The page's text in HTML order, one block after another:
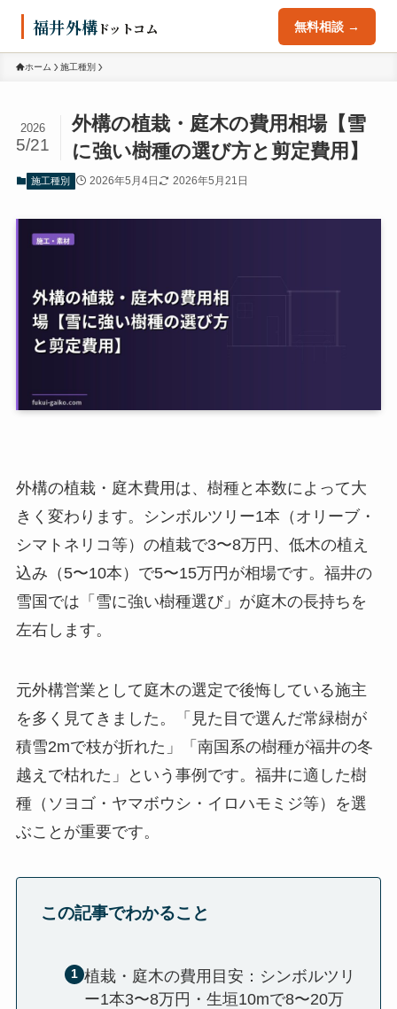
福井外構 ドットコム 無料相談 →
ホーム 施工種別
外構の植栽・庭木の費用相場【雪
に強い樹種の選び方と剪定費用】
2026
5/21
施工種別 2026年5月4日 2026年5月21日
外構の植栽・庭木費用は、樹種と本数によって大
きく変わります。シンボルツリー1本（オリーブ・
シマトネリコ等）の植栽で3〜8万円、低木の植え
込み（5〜10本）で5〜15万円が相場です。福井の
雪国では「雪に強い樹種選び」が庭木の長持ちを
左右します。
元外構営業として庭木の選定で後悔している施主
を多く見てきました。「見た目で選んだ常緑樹が
積雪2mで枝が折れた」「南国系の樹種が福井の冬
越えで枯れた」という事例です。福井に適した樹
種（ソヨゴ・ヤマボウシ・イロハモミジ等）を選
ぶことが重要です。
この記事でわかること
植栽・庭木の費用目安：シンボルツリ
ー1本3〜8万円・生垣10mで8〜20万